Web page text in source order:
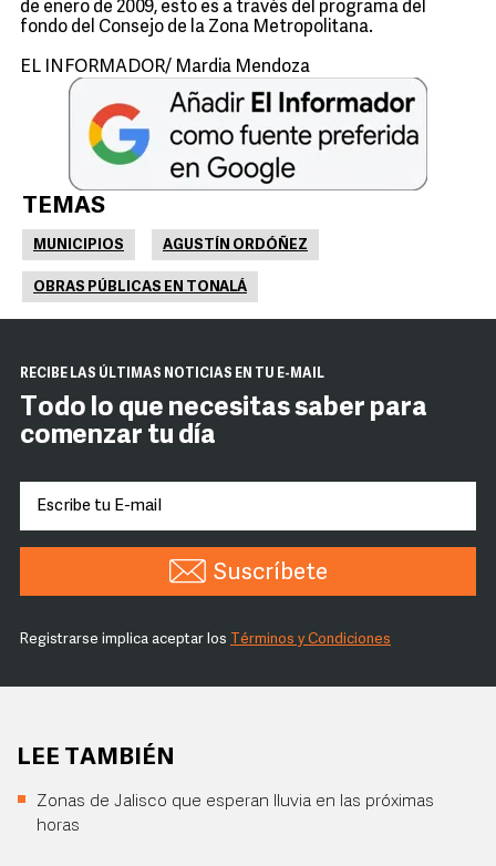
de enero de 2009, esto es a través del programa del
fondo del Consejo de la Zona Metropolitana.
EL INFORMADOR/ Mardia Mendoza
TEMAS
MUNICIPIOS AGUSTÍN ORDÓÑEZ
OBRAS PÚBLICAS EN TONALÁ
RECIBE LAS ÚLTIMAS NOTICIAS EN TU E-MAIL
Todo lo que necesitas saber para
comenzar tu día
Suscríbete
Registrarse implica aceptar los Términos y Condiciones
LEE TAMBIÉN
Zonas de Jalisco que esperan lluvia en las próximas
horas